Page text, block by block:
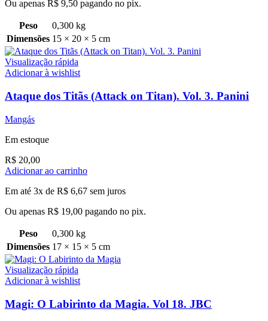
Ou apenas R$ 9,50 pagando no pix.
Peso
0,300 kg
Dimensões 15 × 20 × 5 cm
Visualização rápida
Adicionar à wishlist
Ataque dos Titãs (Attack on Titan). Vol. 3. Panini
Mangás
Em estoque
R$ 20,00
Adicionar ao carrinho
Em até 3x de R$ 6,67 sem juros
Ou apenas R$ 19,00 pagando no pix.
Peso
0,300 kg
Dimensões 17 × 15 × 5 cm
Visualização rápida
Adicionar à wishlist
Magi: O Labirinto da Magia. Vol 18. JBC